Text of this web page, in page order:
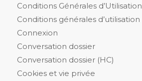
Conditions Générales d’Utilisation
Conditions générales d’utilisation
Connexion
Conversation dossier
Conversation dossier (HC)
Cookies et vie privée